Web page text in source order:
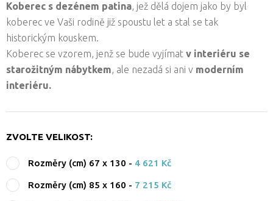
Koberec s dezénem patina, jež dělá dojem jako by byl
koberec ve Vaši rodině již spoustu let a stal se tak
historickým kouskem.
Koberec se vzorem, jenž se bude vyjímat v interiéru se
starožitným nábytkem, ale nezadá si ani v moderním
interiéru.
ZVOLTE VELIKOST:
Rozměry (cm) 67 x 130 - 4 621 Kč
Rozměry (cm) 85 x 160 - 7 215 Kč